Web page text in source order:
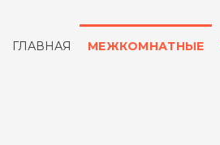
ГЛАВНАЯ МЕЖКОМНАТНЫЕ